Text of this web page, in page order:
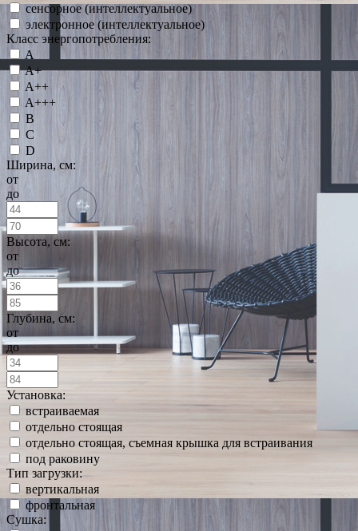
сенсорное (интеллектуальное)
электронное (интеллектуальное)
Класс энергопотребления:
A
A+
A++
A+++
B
C
D
Ширина, см:
от
до
Высота, см:
от
до
Глубина, см:
от
до
Установка:
встраиваемая
отдельно стоящая
отдельно стоящая, съемная крышка для встраивания
под раковину
Тип загрузки:
вертикальная
фронтальная
Сушка: